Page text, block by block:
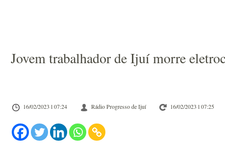
Jovem trabalhador de Ijuí morre
16/02/2023 l 07:24 Rádio Progresso de Ijuí 16/02/2023 l 07:25